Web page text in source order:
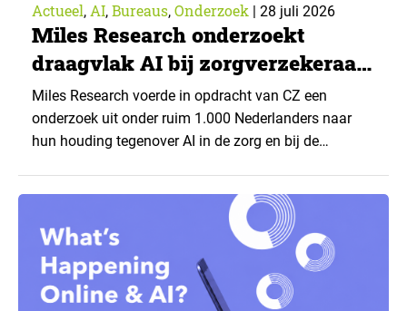
Actueel, AI, Bureaus, Onderzoek 28 juli 2026
Miles Research onderzoekt
draagvlak AI bij zorgverzekeraar
CZ
Miles Research voerde in opdracht van CZ een
onderzoek uit onder ruim 1.000 Nederlanders naar
hun houding tegenover AI in de zorg en bij de
toepassingen, en waar trekken zij een grens? Dit
artikel is aangeleverd door kennispartner Miles
Research. ▼ De uitkomsten zijn…